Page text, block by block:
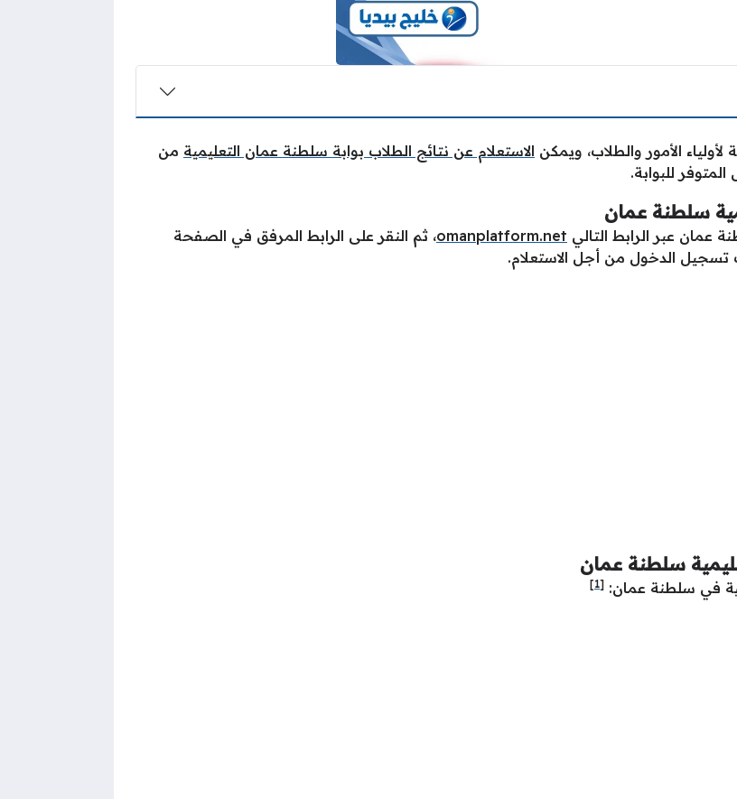
الأمور والطلاب، ويمكن الاستعلام عن نتائج الطلاب بوابة سلطنة عمان التعليمية من
للبوابة.
سلطنة عمان
عمان عبر الرابط التالي omanplatform.net، ثم النقر على الرابط المرفق في الصفحة
تسجيل الدخول من أجل الاستعلام.
سلطنة عمان
في سلطنة عمان: [1]